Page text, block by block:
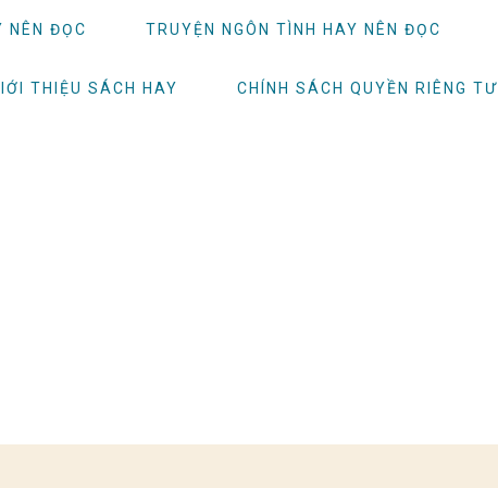
NÊN ĐỌC TRUYỆN NGÔN TÌNH HAY NÊN ĐỌC
THIỆU SÁCH HAY CHÍNH SÁCH QUYỀN RIÊNG TƯ